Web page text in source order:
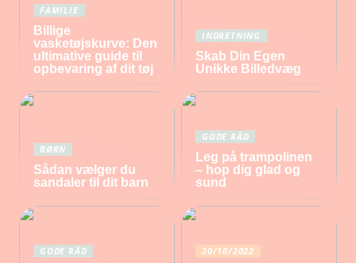
FAMILIE
Billige
vasketøjskurve: Den
ultimative guide til
opbevaring af dit tøj
INDRETNING
Skab Din Egen
Unikke Billedvæg
BØRN
Sådan vælger du
sandaler til dit barn
GODE RÅD
Leg på trampolinen
– hop dig glad og
sund
GODE RÅD 20/10/2022